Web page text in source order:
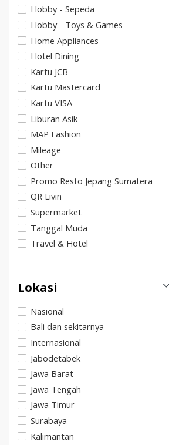
Hobby - Sepeda
Hobby - Toys & Games
Home Appliances
Hotel Dining
Kartu JCB
Kartu Mastercard
Kartu VISA
Liburan Asik
MAP Fashion
Mileage
Other
Promo Resto Jepang Sumatera
QR Livin
Supermarket
Tanggal Muda
Travel & Hotel
Lokasi
Nasional
Bali dan sekitarnya
Internasional
Jabodetabek
Jawa Barat
Jawa Tengah
Jawa Timur
Surabaya
Kalimantan